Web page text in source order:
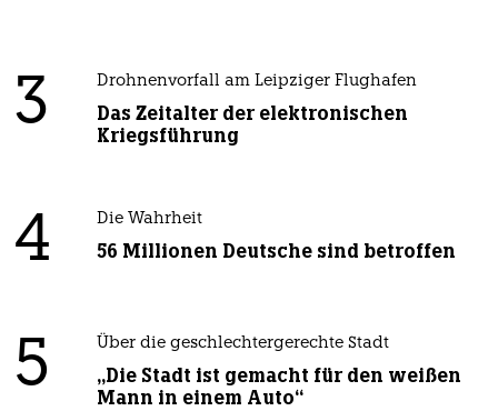
3 Drohnenvorfall am Leipziger Flughafen
Das Zeitalter der elektronischen
Kriegsführung
4 Die Wahrheit
56 Millionen Deutsche sind betroffen
5 Über die geschlechtergerechte Stadt
„Die Stadt ist gemacht für den weißen
Mann in einem Auto“